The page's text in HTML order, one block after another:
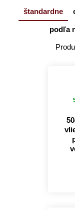
štandardne
podľa